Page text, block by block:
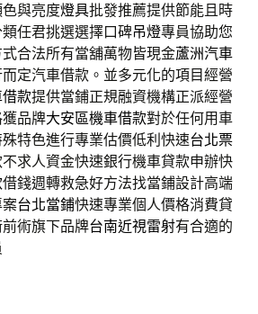
與亮度燈具批發推薦提供節能且時
任君挑選選擇口碑吊燈專員協助您
合法所有當舖萬物皆現金蘆洲汽車
定汽車借款。並多元化的項目經營
款提供當鋪正規融資機構正派經營
品牌大安區機車借款對於任何用車
特色進行專業估價低利快速台北票
求人資金快速銀行機車貸款申辦快
借錢週轉救急好方法找當鋪設計高端
台北當鋪快速專業個人價格消費貸
術旗下品牌台南近視雷射有合適的